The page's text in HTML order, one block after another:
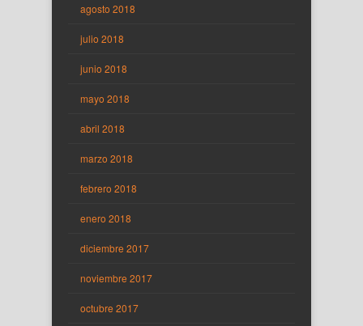
agosto 2018
julio 2018
junio 2018
mayo 2018
abril 2018
marzo 2018
febrero 2018
enero 2018
diciembre 2017
noviembre 2017
octubre 2017